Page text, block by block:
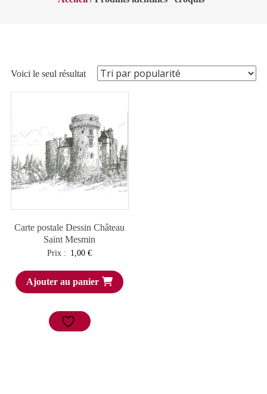
Voici le seul résultat
Carte postale Dessin Château
Saint Mesmin
Prix : 1,00€
Ajouter au panier